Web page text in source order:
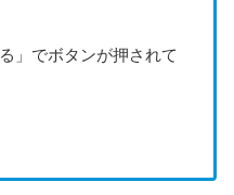
」でボタンが押されて